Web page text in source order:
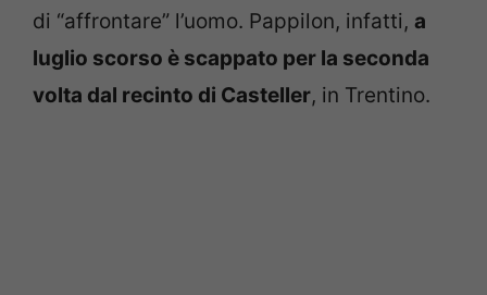
di “affrontare” l’uomo. Pappilon, infatti, a
luglio scorso è scappato per la seconda
volta dal recinto di Casteller, in Trentino.